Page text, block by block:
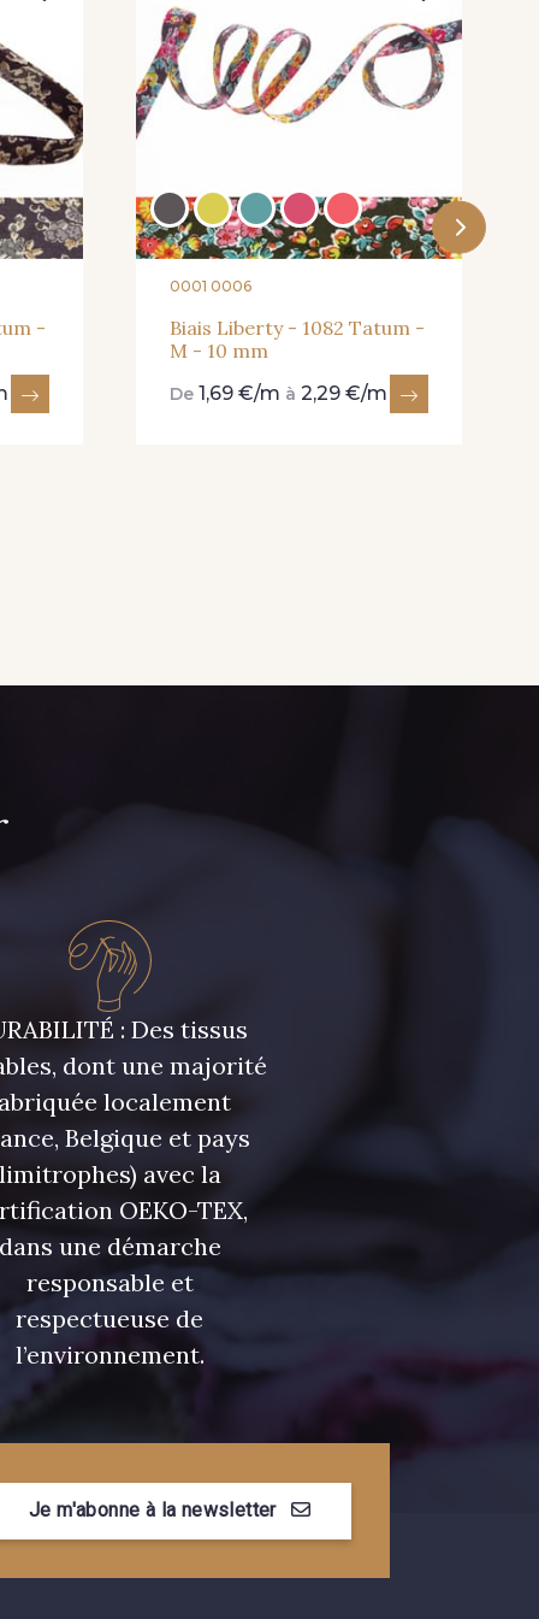
-
0001 0006
Biais Liberty - 1082 Tatum -
M - 10 mm
De 1,69 €/m à 2,29 €/m
: Des tissus
dont une majorité
localement
Belgique et pays
avec la
OEKO-TEX,
une démarche
responsable et
respectueuse de
l’environnement.
Je m'abonne à la newsletter